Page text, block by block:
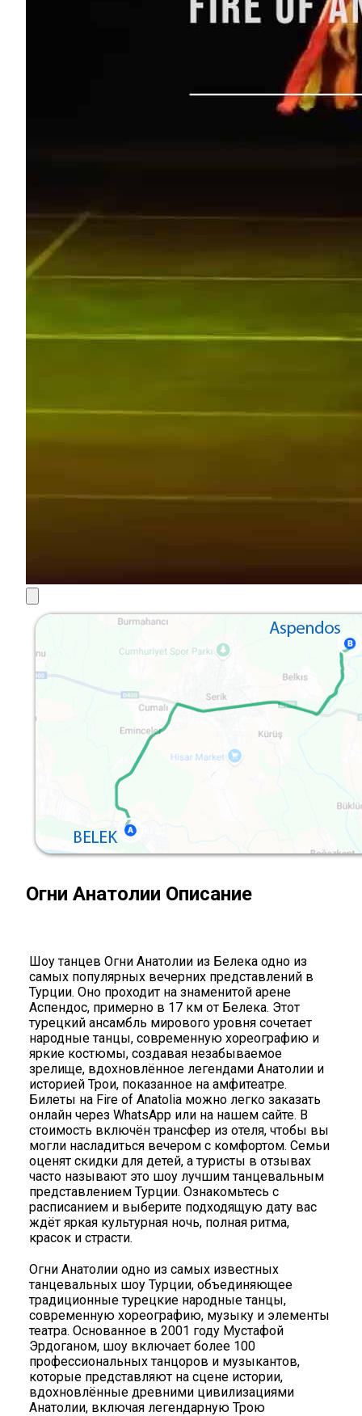
Огни Анатолии Описание
Шоу танцев Огни Анатолии из Белека одно из
самых популярных вечерних представлений в
Турции. Оно проходит на знаменитой арене
Аспендос, примерно в 17 км от Белека. Этот
турецкий ансамбль мирового уровня сочетает
народные танцы, современную хореографию и
яркие костюмы, создавая незабываемое
зрелище, вдохновлённое легендами Анатолии и
историей Трои, показанное на амфитеатре.
Билеты на Fire of Anatolia можно легко заказать
онлайн через WhatsApp или на нашем сайте. В
стоимость включён трансфер из отеля, чтобы вы
могли насладиться вечером с комфортом. Семьи
оценят скидки для детей, а туристы в отзывах
часто называют это шоу лучшим танцевальным
представлением Турции. Ознакомьтесь с
расписанием и выберите подходящую дату вас
ждёт яркая культурная ночь, полная ритма,
красок и страсти.
Огни Анатолии одно из самых известных
танцевальных шоу Турции, объединяющее
традиционные турецкие народные танцы,
современную хореографию, музыку и элементы
театра. Основанное в 2001 году Мустафой
Эрдоганом, шоу включает более 100
профессиональных танцоров и музыкантов,
которые представляют на сцене истории,
вдохновлённые древними цивилизациями
Анатолии, включая легендарную Трою